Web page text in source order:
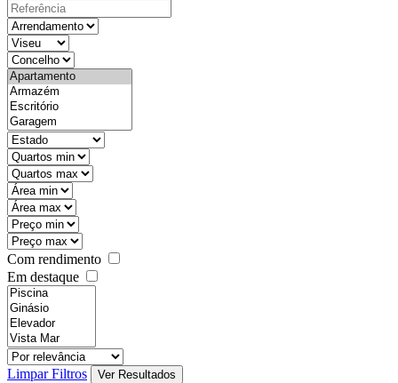
Com rendimento
Em destaque
Limpar Filtros Ver Resultados